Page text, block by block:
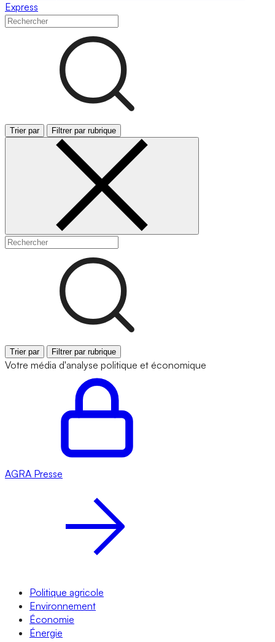
Express
Trier par Filtrer par rubrique
Trier par Filtrer par rubrique
Votre média d'analyse politique et économique
AGRA Presse
Politique agricole
Environnement
Économie
Énergie